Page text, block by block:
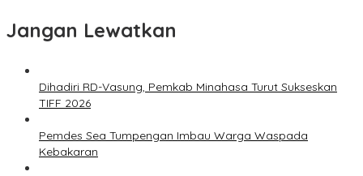
Jangan Lewatkan
Dihadiri RD-Vasung, Pemkab Minahasa Turut Sukseskan
TIFF 2026
Pemdes Sea Tumpengan Imbau Warga Waspada
Kebakaran